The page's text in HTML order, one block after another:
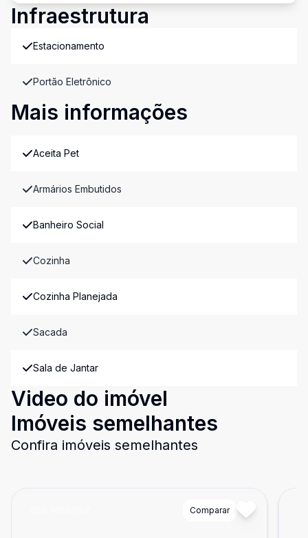
Infraestrutura
Estacionamento
Portão Eletrônico
Mais informações
Aceita Pet
Armários Embutidos
Banheiro Social
Cozinha
Cozinha Planejada
Sacada
Sala de Jantar
Video do imóvel
Imóveis semelhantes
Confira imóveis semelhantes
Comparar